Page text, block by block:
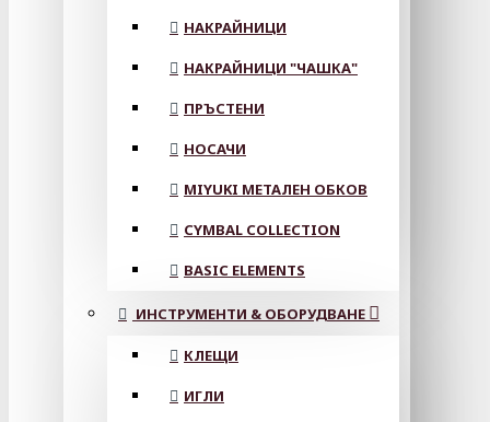
НАКРАЙНИЦИ
НАКРАЙНИЦИ "ЧАШКА"
ПРЪСТЕНИ
НОСАЧИ
MIYUKI МЕТАЛЕН ОБКОВ
CYMBAL COLLECTION
BASIC ELEMENTS
ИНСТРУМЕНТИ & ОБОРУДВАНЕ
КЛЕЩИ
ИГЛИ